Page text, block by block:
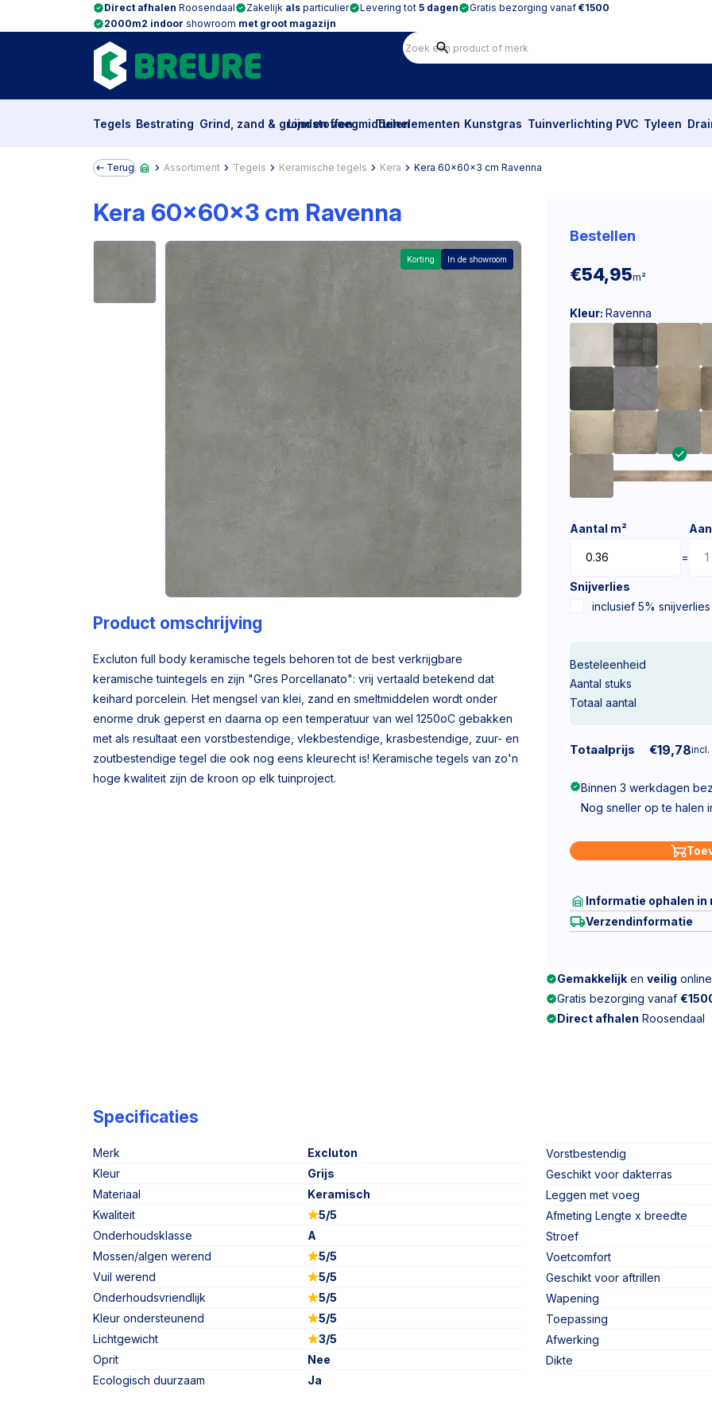
Direct afhalen Roosendaal Zakelijk als particulier Levering tot 5 dagen Gratis bezorging vanaf €1500
2000m2 indoor showroom met groot magazijn
Tegels Bestrating Grind, zand & grondstoffen
Lijm en voegmiddelenTuinelementen Kunstgras Tuinverlichting PVC Tyleen
Terug Assortiment Tegels Keramische tegels Kera Kera 60x60x3 cm Ravenna
Kera 60x60x3 cm Ravenna
Korting In de showroom
Product omschrijving
Excluton full body keramische tegels behoren tot de best verkrijgbare
keramische tuintegels en zijn "Gres Porcellanato": vrij vertaald betekend dat
keihard porcelein. Het mengsel van klei, zand en smeltmiddelen wordt onder
enorme druk geperst en daarna op een temperatuur van wel 1250oC gebakken
met als resultaat een vorstbestendige, vlekbestendige, krasbestendige, zuur- en
zoutbestendige tegel die ook nog eens kleurecht is! Keramische tegels van zo'n
hoge kwaliteit zijn de kroon op elk tuinproject.
Bestellen
€54,95m²
Kleur: Ravenna
Aantal m²
=
Snijverlies
inclusief 5% snijverlies
Besteleenheid
Aantal stuks
Totaal aantal
Totaalprijs €19,78incl.
Binnen 3 werkdagen
Nog sneller op te halen
Informatie ophalen in
Verzendinformatie
Gemakkelijk en veilig
Gratis bezorging vanaf
Direct afhalen Roosendaal
Specificaties
Merk
Excluton
Kleur
Grijs
Materiaal
Keramisch
Kwaliteit
5/5
Onderhoudsklasse
A
Mossen/algen werend
5/5
Vuil werend
5/5
Onderhoudsvriendlijk
5/5
Kleur ondersteunend
5/5
Lichtgewicht
3/5
Oprit
Nee
Ecologisch duurzaam
Ja
Vorstbestendig
Geschikt voor dakterras
Leggen met voeg
Afmeting Lengte x breedte
Stroef
Voetcomfort
Geschikt voor aftrillen
Wapening
Toepassing
Afwerking
Dikte